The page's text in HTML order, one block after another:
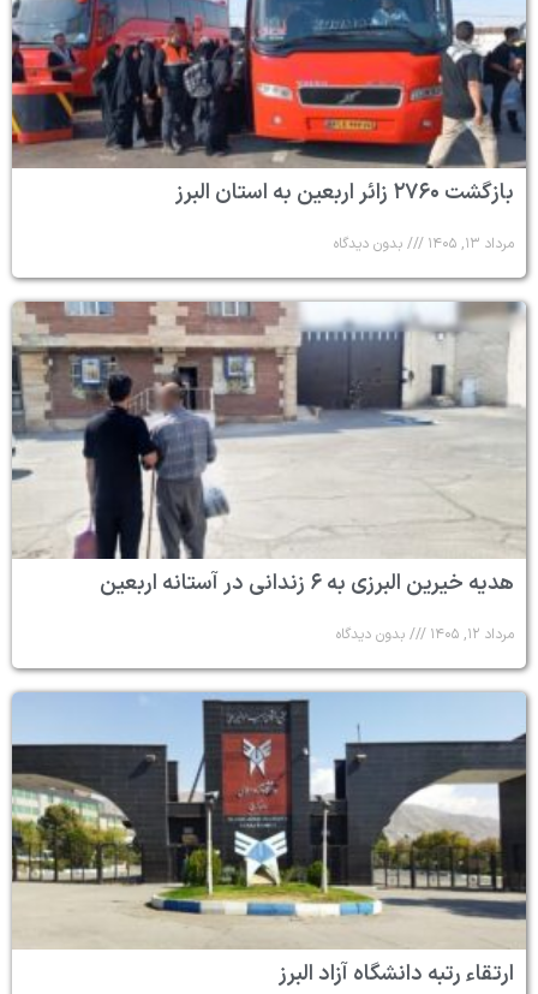
بازگشت ۲۷۶۰ زائر اربعین به استان البرز
مرداد ۱۳, ۱۴۰۵ بدون دیدگاه
هدیه خیرین البرزی به ۶ زندانی در آستانه اربعین
مرداد ۱۲, ۱۴۰۵ بدون دیدگاه
ارتقاء رتبه دانشگاه آزاد البرز